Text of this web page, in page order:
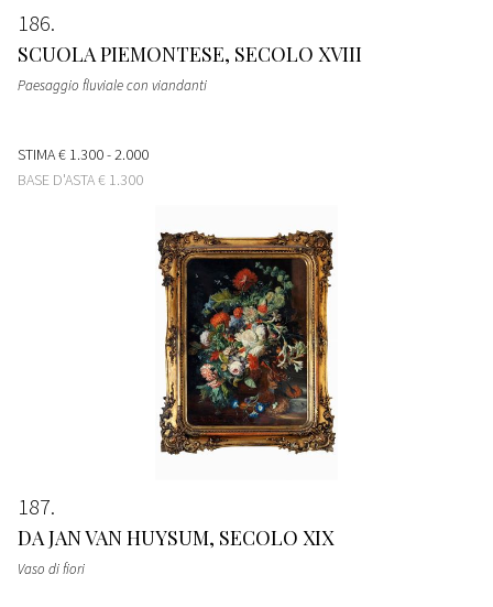
186
SCUOLA PIEMONTESE, SECOLO XVIII
Paesaggio fluviale con viandanti
STIMA€ 1.300 - 2.000
BASE D'ASTA€ 1.300
187
DA JAN VAN HUYSUM, SECOLO XIX
Vaso di fiori